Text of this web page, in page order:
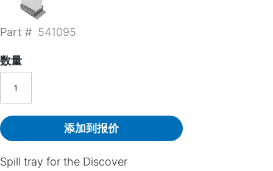
Part # 541095
数量
添加到报价
Spill tray for the Discover